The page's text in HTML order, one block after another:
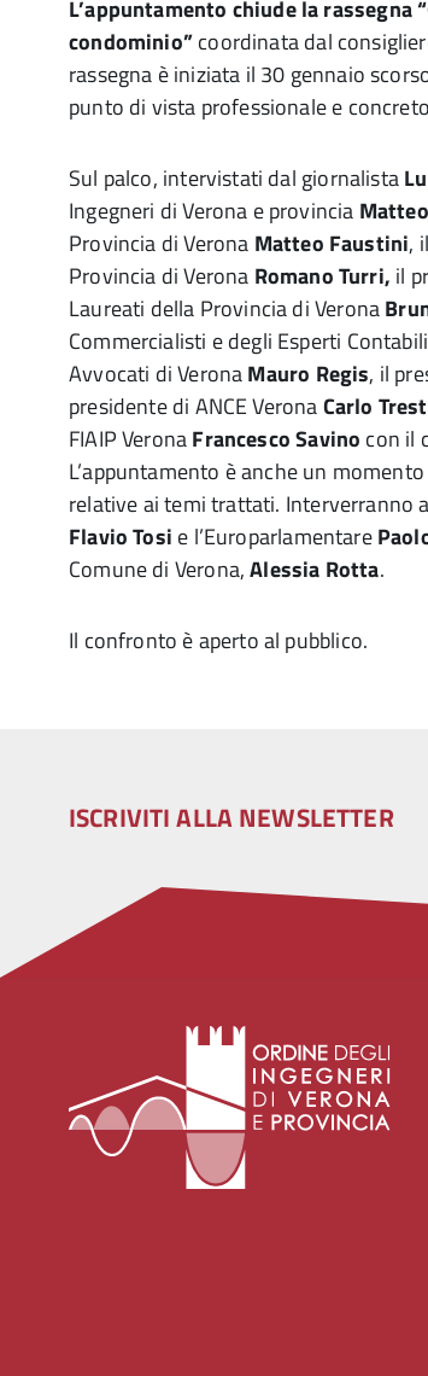
L’appuntamento chiude la rassegna
condominio”coordinata dal
rassegna è iniziata il 30 gennaio
punto di vista professionale e
Sul palco, intervistati dal giornalista
Ingegneri di Verona e provincia
Provincia di Verona Matteo Faustini,
Provincia di Verona Romano Turri, il
Laureati della Provincia di Verona
Commercialisti e degli Esperti
Avvocati di VeronaMauro Regis, il
presidente di ANCE VeronaCarlo
FIAIP VeronaFrancesco Savino con il
L’appuntamento è anche un
relative ai temi trattati. Interverranno
Flavio Tosi e l’Europarlamentare
Comune di Verona,Alessia Rotta.
Il confronto è aperto al pubblico.
ISCRIVITI ALLA NEWSLETTER